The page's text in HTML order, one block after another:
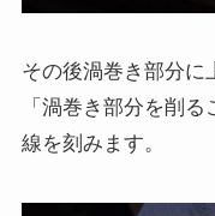
その後渦巻き部分に
「渦巻き部分を削
線を刻みます。